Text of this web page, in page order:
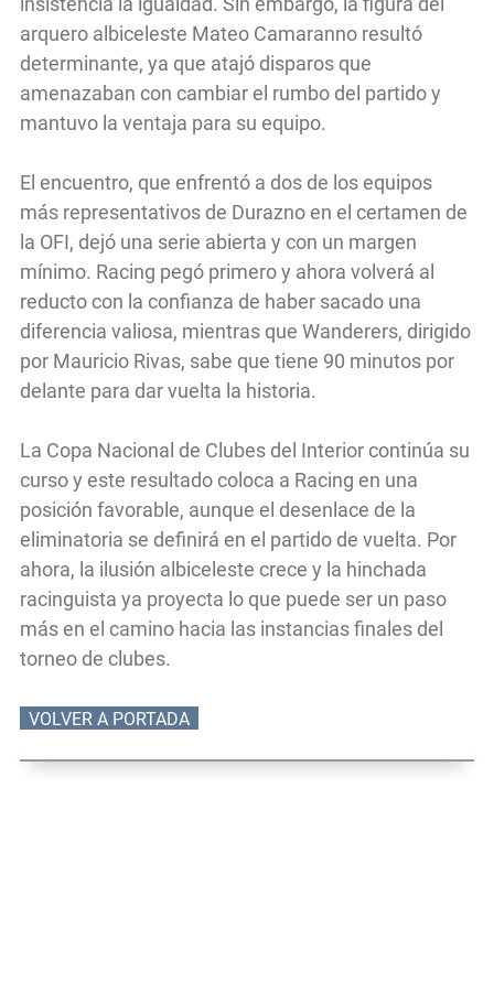
arquero albiceleste Mateo Camaranno resultó
determinante, ya que atajó disparos que
amenazaban con cambiar el rumbo del partido y
mantuvo la ventaja para su equipo.
El encuentro, que enfrentó a dos de los equipos
más representativos de Durazno en el certamen de
la OFI, dejó una serie abierta y con un margen
mínimo. Racing pegó primero y ahora volverá al
reducto con la confianza de haber sacado una
diferencia valiosa, mientras que Wanderers, dirigido
por Mauricio Rivas, sabe que tiene 90 minutos por
delante para dar vuelta la historia.
La Copa Nacional de Clubes del Interior continúa su
curso y este resultado coloca a Racing en una
posición favorable, aunque el desenlace de la
eliminatoria se definirá en el partido de vuelta. Por
ahora, la ilusión albiceleste crece y la hinchada
racinguista ya proyecta lo que puede ser un paso
más en el camino hacia las instancias finales del
torneo de clubes.
VOLVER A PORTADA